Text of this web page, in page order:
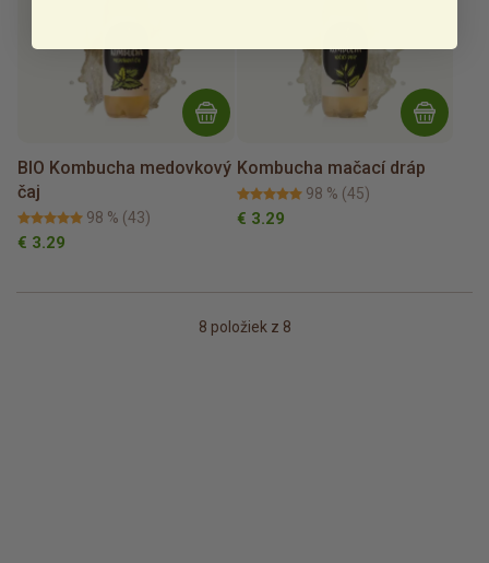
BIO Kombucha medovkový
čaj
98 % (43)
€ 3.29
Kombucha mačací dráp
98 % (45)
€ 3.29
8 položiek z 8